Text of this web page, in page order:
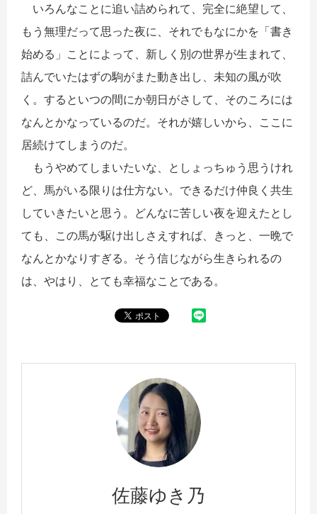
いろんなことに追い詰められて、完全に絶望して、
もう無理だって思った夜に、それでもなにかを「書き
始める」ことによって、新しく別の世界が生まれて、
詰んでいたはずの駒がまた動き出し、未知の風が吹
く。するといつの間にか朝日がさして、そのころには
なんとかなっているのだ。それが嬉しいから、ここに
居続けてしまうのだ。
もうやめてしまいたいな、としょっちゅう思うけれ
ど、馬がいる限りは仕方ない。できるだけ仲良く共生
していきたいと思う。どんなに苦しい夜を迎えたとし
ても、この馬が駆け出しさえすれば、きっと、一晩で
なんとかなりすぎる。そう信じながら生きられるの
は、やはり、とても幸福なことである。
佐藤ゆき乃